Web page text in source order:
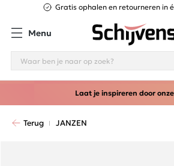
Gratis ophalen en retourneren in
Menu
Laat je inspireren door
Terug JANZEN